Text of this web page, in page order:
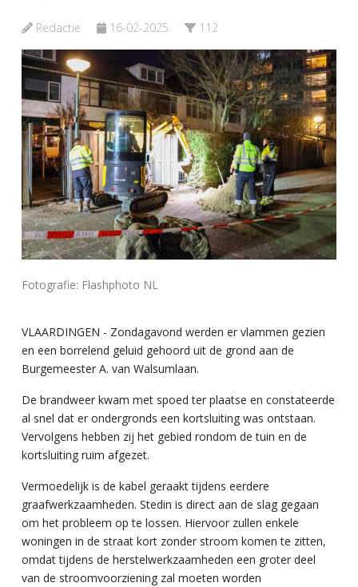
Redactie 16-02-2025 112
Fotografie: Flashphoto NL
VLAARDINGEN - Zondagavond werden er vlammen gezien
en een borrelend geluid gehoord uit de grond aan de
Burgemeester A. van Walsumlaan.
De brandweer kwam met spoed ter plaatse en constateerde
al snel dat er ondergronds een kortsluiting was ontstaan.
Vervolgens hebben zij het gebied rondom de tuin en de
kortsluiting ruim afgezet.
Vermoedelijk is de kabel geraakt tijdens eerdere
graafwerkzaamheden. Stedin is direct aan de slag gegaan
om het probleem op te lossen. Hiervoor zullen enkele
woningen in de straat kort zonder stroom komen te zitten,
omdat tijdens de herstelwerkzaamheden een groter deel
van de stroomvoorziening zal moeten worden